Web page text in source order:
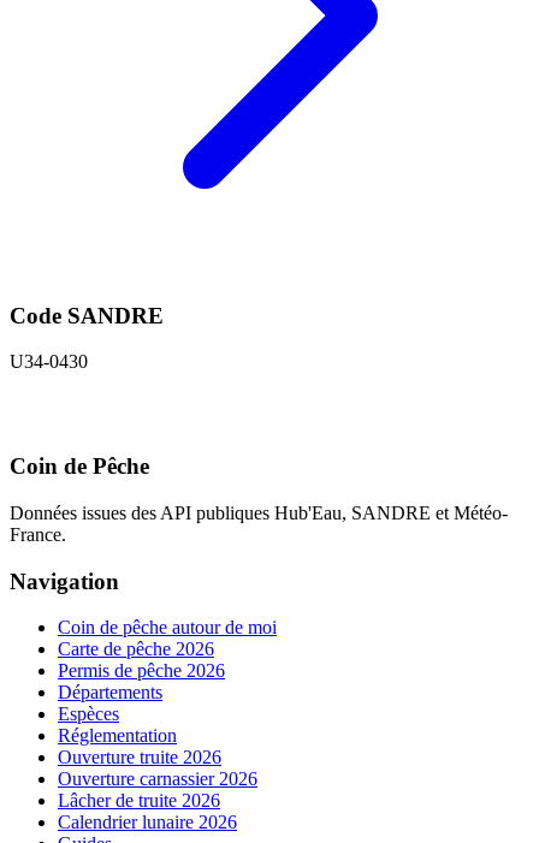
Code SANDRE
U34-0430
Coin de Pêche
Données issues des API publiques Hub'Eau, SANDRE et Météo-
France.
Navigation
Coin de pêche autour de moi
Carte de pêche 2026
Permis de pêche 2026
Départements
Espèces
Réglementation
Ouverture truite 2026
Ouverture carnassier 2026
Lâcher de truite 2026
Calendrier lunaire 2026